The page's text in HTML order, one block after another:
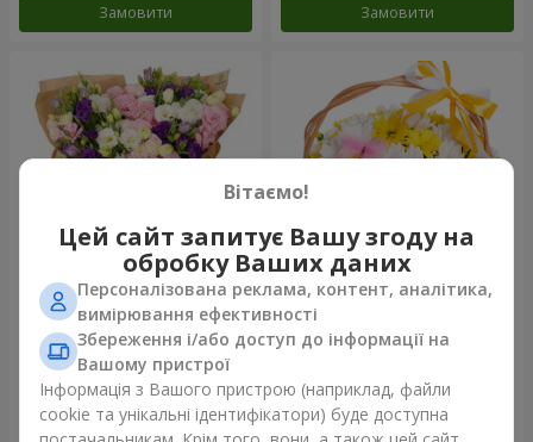
Замовити Замовити
15 різнокольорових еустом
3 145 грн
Замовити
Кошик "Сонечко"
Замовити
Вітаємо!
Цей сайт запитує Вашу згоду на
обробку Ваших даних
Персоналізована реклама, контент, аналітика,
вимірювання ефективності
Збереження і/або доступ до інформації на
Вашому пристрої
Інформація з Вашого пристрою (наприклад, файли
cookie та унікальні ідентифікатори) буде доступна